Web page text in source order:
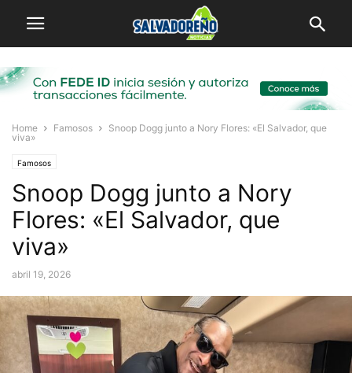
Home Famosos
Snoop Dogg junto a Nory Flores: «El Salvador, que
viva»
Famosos
Snoop Dogg junto a Nory
Flores: «El Salvador, que
viva»
abril 19, 2026